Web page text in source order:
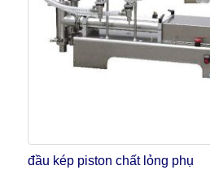
đầu kép piston chất lỏng phụ